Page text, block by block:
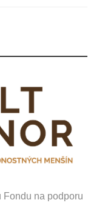
Fondu na podporu